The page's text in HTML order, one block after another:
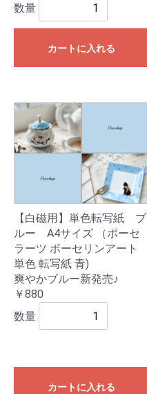
数量
カートに入れる
【白磁用】単色転写紙 ブ
ルー A4サイズ （ポーセ
ラーツ ポーセリンアート
単色 転写紙 青)
爽やかブルー新発売♪
￥880
数量
カートに入れる